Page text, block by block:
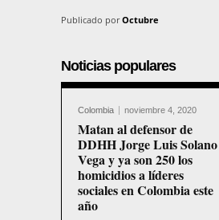
Publicado por Octubre
Noticias populares
Colombia noviembre 4, 2020
Matan al defensor de
DDHH Jorge Luis Solano
Vega y ya son 250 los
homicidios a líderes
sociales en Colombia este
año